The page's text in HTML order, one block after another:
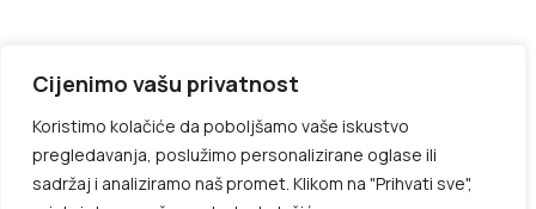
Cijenimo vašu privatnost
Koristimo kolačiće da poboljšamo vaše iskustvo
pregledavanja, poslužimo personalizirane oglase ili
sadržaj i analiziramo naš promet. Klikom na "Prihvati sve",